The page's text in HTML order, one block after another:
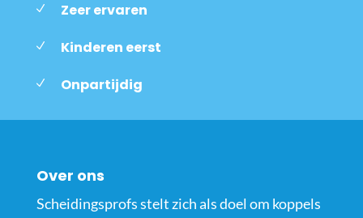
Zeer ervaren
Kinderen eerst
Onpartijdig
Over ons
Scheidingsprofs stelt zich als doel om koppels